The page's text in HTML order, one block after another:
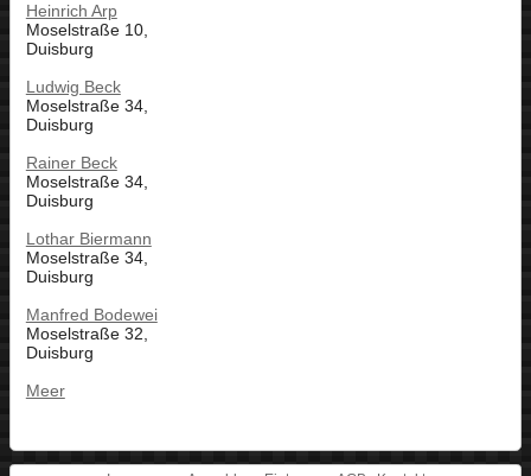
Heinrich Arp
Moselstraße 10,
Duisburg
Ludwig Beck
Moselstraße 34,
Duisburg
Rainer Beck
Moselstraße 34,
Duisburg
Lothar Biermann
Moselstraße 34,
Duisburg
Manfred Bodewei
Moselstraße 32,
Duisburg
Meer